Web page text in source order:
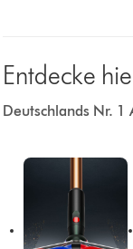
Entdecke
Deutschlands Nr. 1